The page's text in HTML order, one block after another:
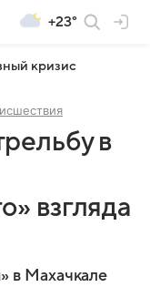
+23°
кризис
в
взгляда
в Махачкале